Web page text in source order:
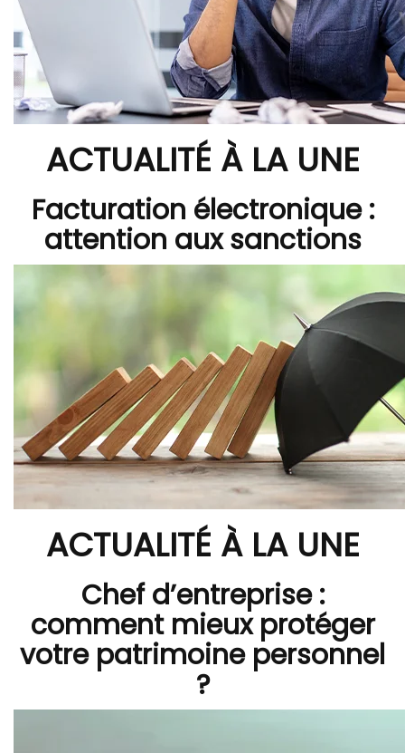
ACTUALITÉ À LA UNE
Facturation électronique :
attention aux sanctions
ACTUALITÉ À LA UNE
Chef d’entreprise :
comment mieux protéger
votre patrimoine personnel
?